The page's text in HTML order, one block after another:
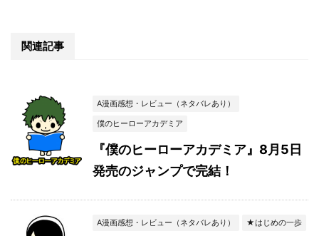
関連記事
A漫画感想・レビュー（ネタバレあり）
僕のヒーローアカデミア
『僕のヒーローアカデミア』8月5日
発売のジャンプで完結！
A漫画感想・レビュー（ネタバレあり） ★はじめの一歩